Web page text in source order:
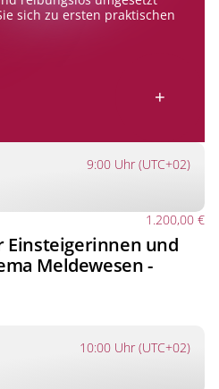
sich zu ersten praktischen
+
9:00 Uhr (UTC+02)
1.200,00 €
Einsteigerinnen und
Meldewesen -
10:00 Uhr (UTC+02)